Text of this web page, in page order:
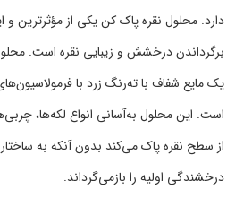
دارد. محلول نقره پاک کن یکی از مؤثرترین
برگرداندن درخشش و زیبایی نقره است.
یک مایع شفاف با ته‌رنگ زرد با
است. این محلول به‌آسانی انواع لکه‌ها،
از سطح نقره پاک می‌کند بدون آنکه به
درخشندگی اولیه را بازمی‌گرداند.